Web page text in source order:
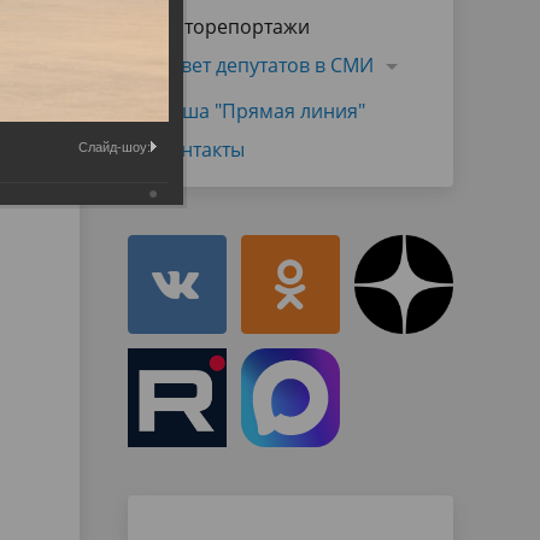
Муниципальная служба
имущественного характера
Информационные материалы
Фоторепортажи
Совет депутатов в СМИ
Наша "Прямая линия"
Контакты
Слайд-шоу: